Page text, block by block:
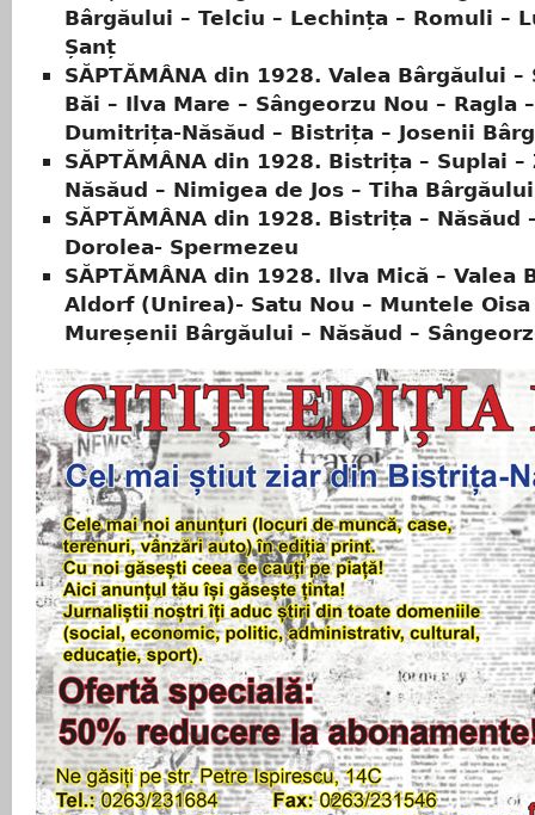
Bârgăului – Telciu – Lechința – Romuli –
Șanț
SĂPTĂMÂNA din 1928. Valea Bârgăului –
Băi – Ilva Mare – Sângeorzu Nou – Ragla –
Dumitrița-Năsăud – Bistrița – Josenii
SĂPTĂMÂNA din 1928. Bistrița – Suplai –
Năsăud – Nimigea de Jos – Tiha Bârgăului
SĂPTĂMÂNA din 1928. Bistrița – Năsăud
Dorolea- Spermezeu
SĂPTĂMÂNA din 1928. Ilva Mică – Valea
Aldorf (Unirea)- Satu Nou – Muntele Oisa
Mureșenii Bârgăului – Năsăud –